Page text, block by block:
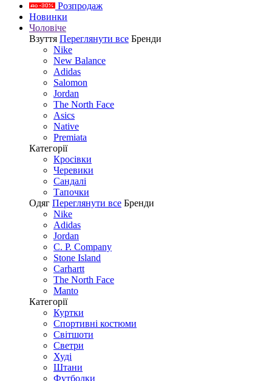
Розпродаж
Новинки
Чоловіче
Взуття Переглянути все Бренди
Nike
New Balance
Adidas
Salomon
Jordan
The North Face
Asics
Native
Premiata
Категорії
Кросівки
Черевики
Сандалі
Tапочки
Одяг Переглянути все Бренди
Nike
Adidas
Jordan
C. P. Company
Stone Island
Carhartt
The North Face
Manto
Категорії
Куртки
Спортивні костюми
Світшоти
Светри
Худі
Штани
Футболки